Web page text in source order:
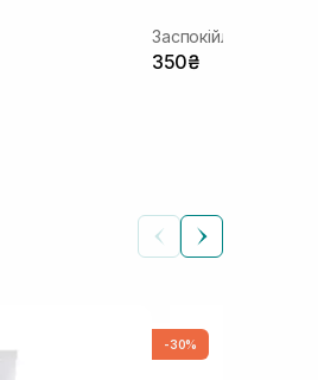
Заспокійливий
350₴
-30%